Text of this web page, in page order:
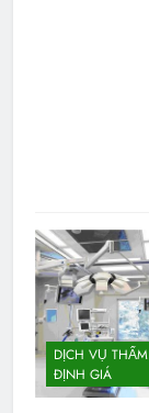
DỊCH VỤ THẨM
ĐỊNH GIÁ